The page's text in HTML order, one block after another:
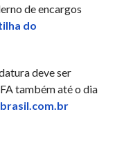
de encargos
do
deve ser
também até o dia